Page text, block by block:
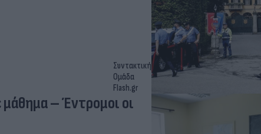
Συντακτική
Ομάδα
Flash.gr
– Έντρομοι οι